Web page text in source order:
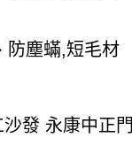
防塵蟎,短毛材